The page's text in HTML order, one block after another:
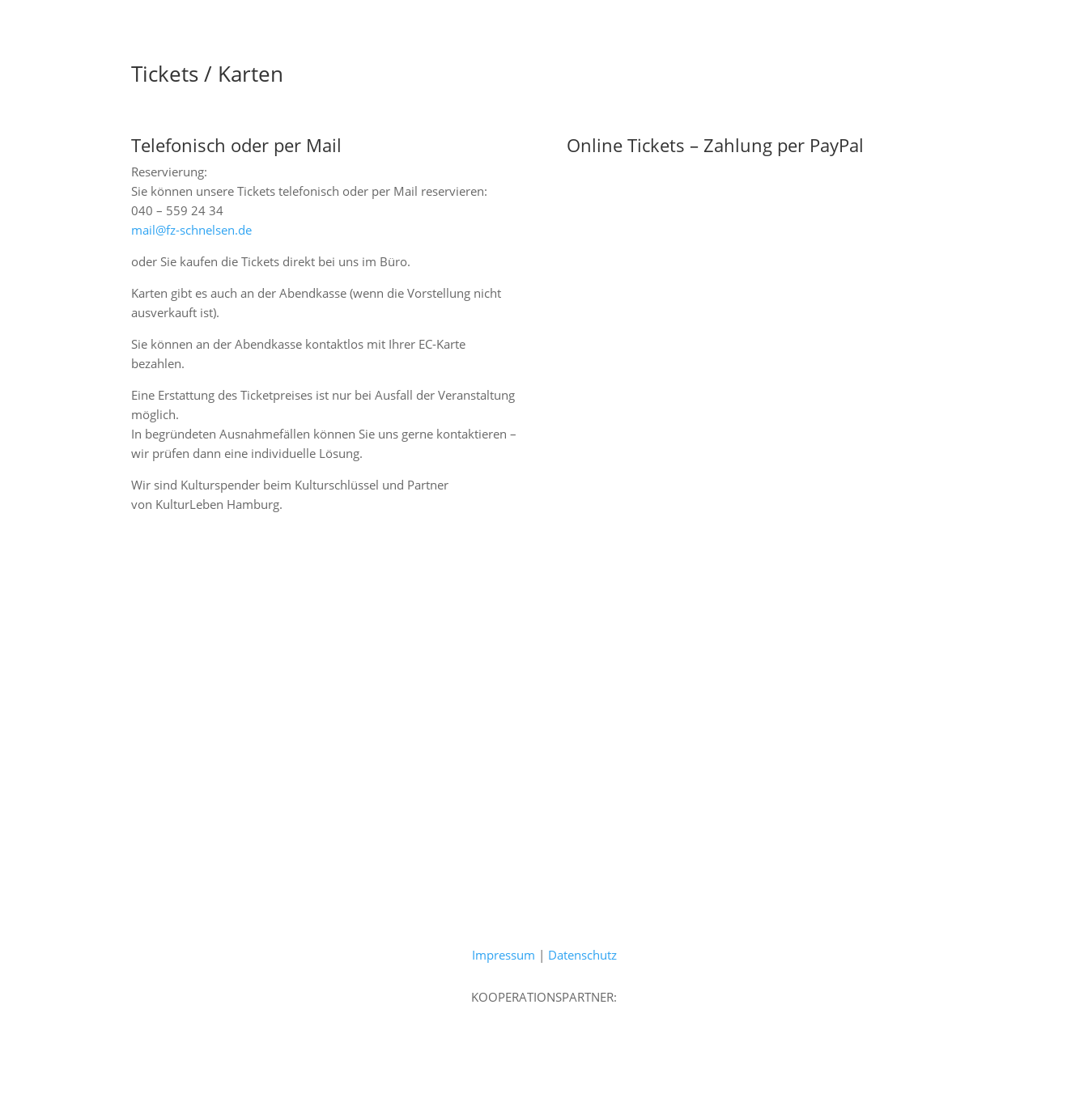
Tickets / Karten
Telefonisch oder per Mail
Reservierung:
Sie können unsere Tickets telefonisch oder per Mail reservieren:
040 – 559 24 34
mail@fz-schnelsen.de
oder Sie kaufen die Tickets direkt bei uns im Büro.
Karten gibt es auch an der Abendkasse (wenn die Vorstellung nicht
ausverkauft ist).
Sie können an der Abendkasse kontaktlos mit Ihrer EC-Karte
bezahlen.
Eine Erstattung des Ticketpreises ist nur bei Ausfall der Veranstaltung
möglich.
In begründeten Ausnahmefällen können Sie uns gerne kontaktieren –
wir prüfen dann eine individuelle Lösung.
Wir sind Kulturspender beim Kulturschlüssel und Partner
von KulturLeben Hamburg.
Online Tickets – Zahlung per PayPal
Impressum | Datenschutz
KOOPERATIONSPARTNER: